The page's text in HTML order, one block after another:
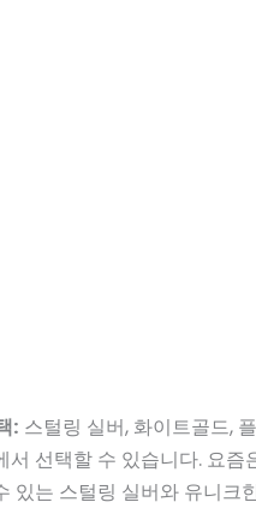
: 스털링 실버, 화이트골드,
서 선택할 수 있습니다. 요즘
있는 스털링 실버와 유니크